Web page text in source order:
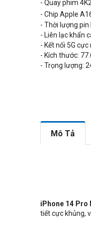
- Quay phim
- Chip Apple
- Thời lượng pin
- Liên lạc khẩn
- Kết nối 5G
- Kích thước:
- Trọng lượng:
Mô Tả
iPhone 14 Pro
tiết cực khủng,